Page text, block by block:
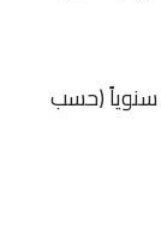
دينار بحريني سنوياً (حسب